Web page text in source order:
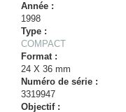
Année :
1998
Type :
COMPACT
Format :
24 X 36 mm
Numéro de série :
3319947
Objectif :